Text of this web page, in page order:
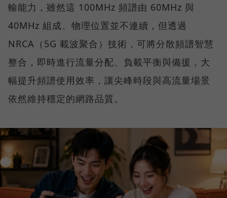
輸能力，雖然這 100MHz 頻譜由 60MHz 與
40MHz 組成、物理位置並不連續，但透過
NRCA（5G 載波聚合）技術，可將分散頻譜智慧
整合，即時進行流量分配、負載平衡與備援，大
幅提升頻譜使用效率，讓尖峰時段與高流量場景
依然維持穩定的網路品質。